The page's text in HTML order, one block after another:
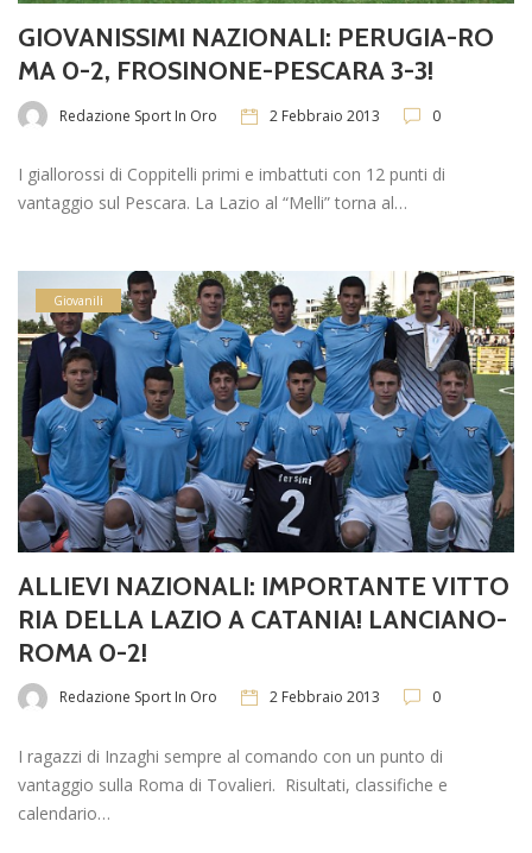
GIOVANISSIMI NAZIONALI: PERUGIA-RO
MA 0-2, FROSINONE-PESCARA 3-3!
Redazione Sport In Oro 2 Febbraio 2013 0
I giallorossi di Coppitelli primi e imbattuti con 12 punti di
vantaggio sul Pescara. La Lazio al “Melli” torna al…
Giovanili
ALLIEVI NAZIONALI: IMPORTANTE VITTO
RIA DELLA LAZIO A CATANIA! LANCIANO-
ROMA 0-2!
Redazione Sport In Oro 2 Febbraio 2013 0
I ragazzi di Inzaghi sempre al comando con un punto di
vantaggio sulla Roma di Tovalieri. Risultati, classifiche e
calendario…